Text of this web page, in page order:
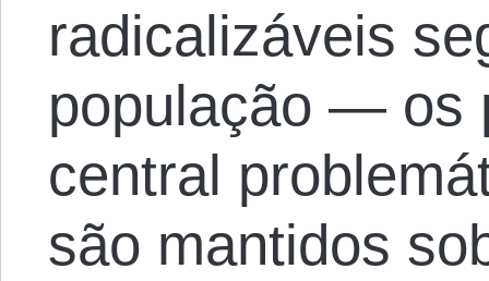
radicalizáveis
população — os
central
são mantidos